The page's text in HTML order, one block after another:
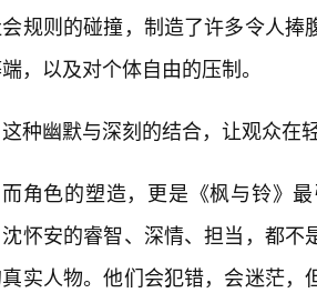
规则的碰撞，制造了许多令人
，以及对个体自由的压制。
这种幽默与深刻的结合，让观众在
而角色的塑造，更是《枫与铃》
沈怀安的睿智、深情、担当，都
实人物。他们会犯错，会迷茫